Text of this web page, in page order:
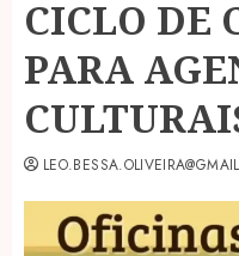
CICLO DE
PARA